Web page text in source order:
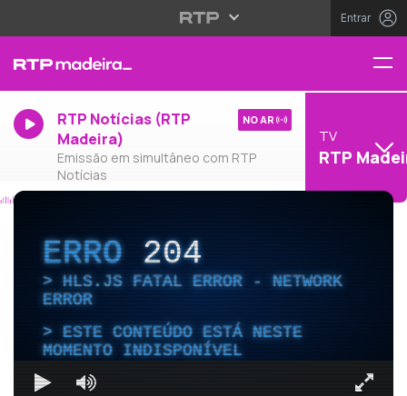
Entrar
RTP Notícias (RTP
Madeira)
Emissão em simultâneo com RTP
Notícias
NO AR
TV
RTP
ERRO204
HLS.JS FATAL ERROR - NETWORK
ERROR
ESTE CONTEÚDO ESTÁ NESTE
MOMENTO INDISPONÍVEL